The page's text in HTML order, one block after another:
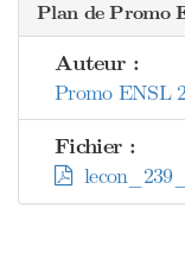
Plan de Promo
Auteur :
Promo ENSL
Fichier :